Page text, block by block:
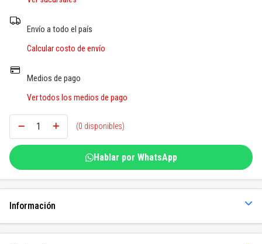
Envío a todo el país
Calcular costo de envío
Medios de pago
Ver todos los medios de pago
(0 disponibles)
Hablar por WhatsApp
Información